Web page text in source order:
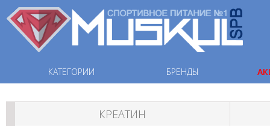
КАТЕГОРИИ БРЕНДЫ
КРЕАТИН